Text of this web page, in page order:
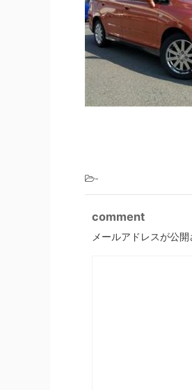
-
comment
メールアドレスが公